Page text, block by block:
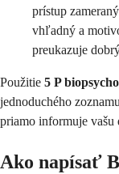
prístup
vhľadný a
preukazuje
Použitie 5 P
jednoduchého
priamo informuje vašu
Ako napísať